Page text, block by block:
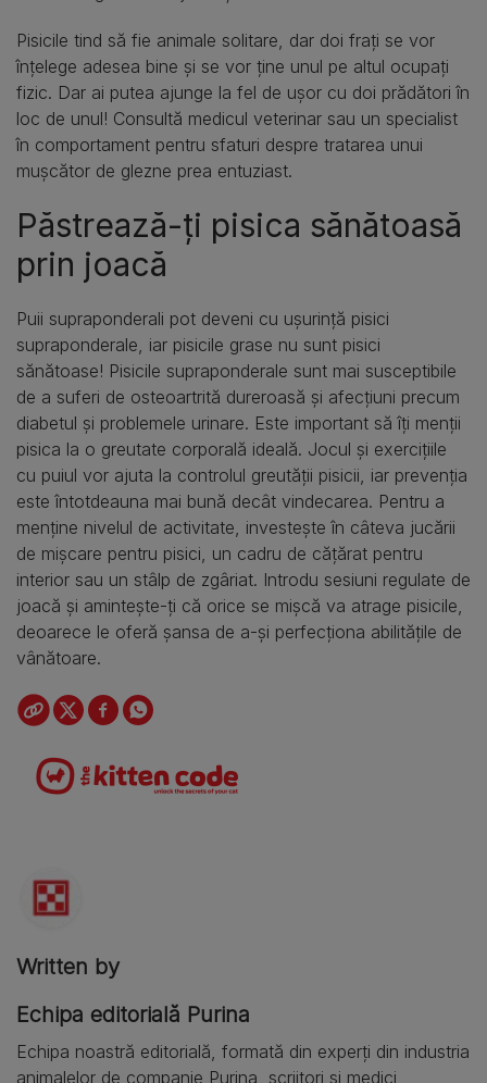
Pisicile tind să fie animale solitare, dar doi frați se vor
înțelege adesea bine și se vor ține unul pe altul ocupați
fizic. Dar ai putea ajunge la fel de ușor cu doi prădători în
loc de unul! Consultă medicul veterinar sau un specialist
în comportament pentru sfaturi despre tratarea unui
mușcător de glezne prea entuziast.
Păstrează-ți pisica sănătoasă
prin joacă
Puii supraponderali pot deveni cu ușurință pisici
supraponderale, iar pisicile grase nu sunt pisici
sănătoase! Pisicile supraponderale sunt mai susceptibile
de a suferi de osteoartrită dureroasă și afecțiuni precum
diabetul și problemele urinare. Este important să îți menții
pisica la o greutate corporală ideală. Jocul și exercițiile
cu puiul vor ajuta la controlul greutății pisicii, iar prevenția
este întotdeauna mai bună decât vindecarea. Pentru a
menține nivelul de activitate, investește în câteva jucării
de mișcare pentru pisici, un cadru de cățărat pentru
interior sau un stâlp de zgâriat. Introdu sesiuni regulate de
joacă și amintește-ți că orice se mișcă va atrage pisicile,
deoarece le oferă șansa de a-și perfecționa abilitățile de
vânătoare.
Written by
Echipa editorială Purina
Echipa noastră editorială, formată din experți din industria
animalelor de companie Purina, scriitori și medici